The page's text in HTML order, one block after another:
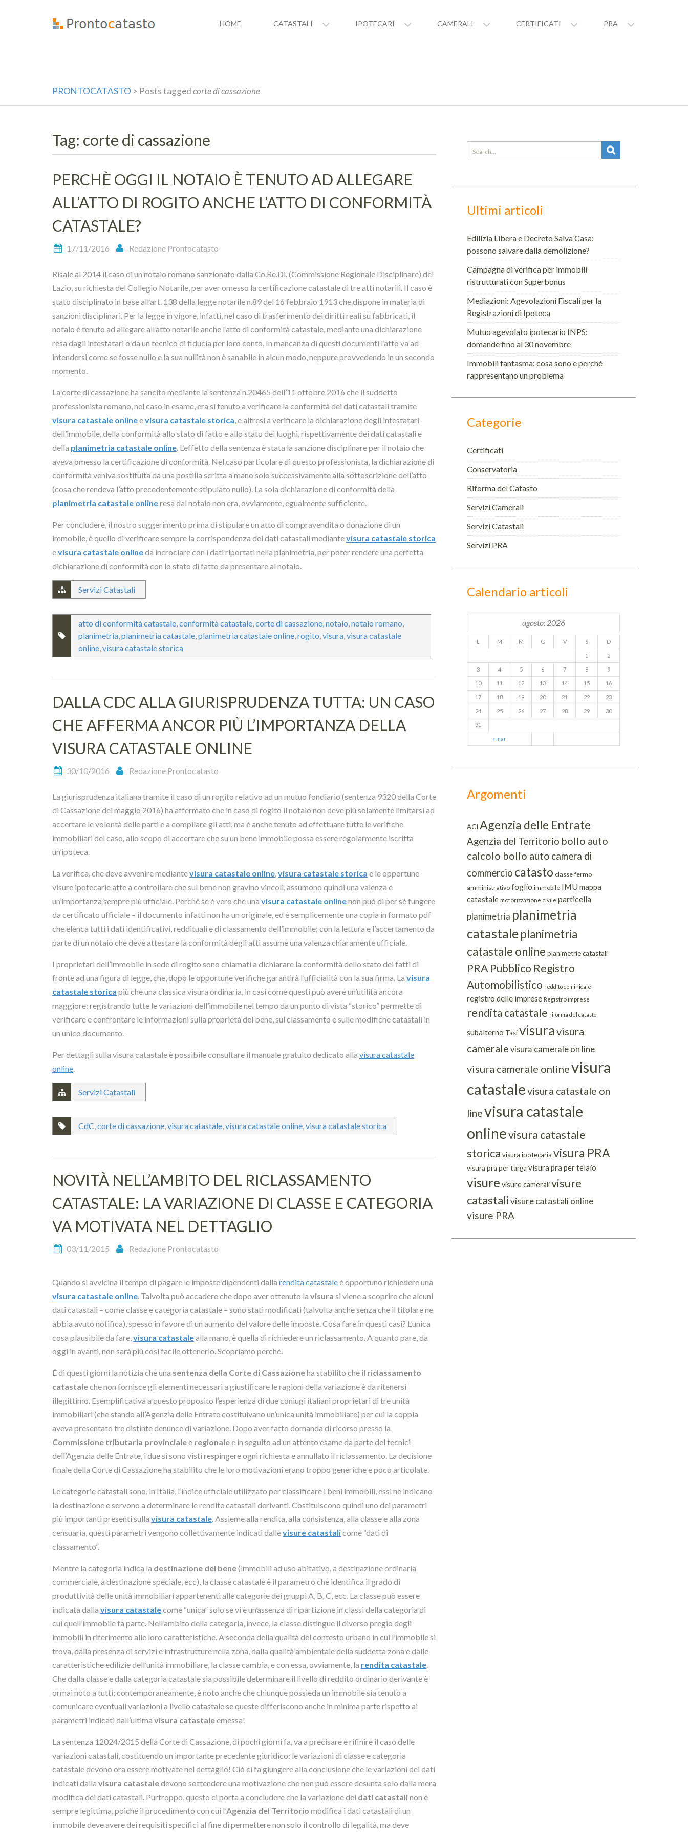
HOME CATASTALI IPOTECARI CAMERALI CERTIFICATI PRA
PRONTOCATASTO > Posts taggedcorte di cassazione
Tag: corte di cassazione
PERCHÈ OGGI IL NOTAIO È TENUTO AD ALLEGARE
ALL’ATTO DI ROGITO ANCHE L’ATTO DI CONFORMITÀ
CATASTALE?
17/11/2016 Redazione Prontocatasto
Risale al 2014 il caso di un notaio romano sanzionato dalla Co.Re.Di. (Commissione Regionale Disciplinare) del
Lazio, su richiesta del Collegio Notarile, per aver omesso la certificazione catastale di tre atti notarili. Il caso è
stato disciplinato in base all’art. 138 della legge notarile n.89 del 16 febbraio 1913 che dispone in materia di
sanzioni disciplinari. Per la legge in vigore, infatti, nel caso di trasferimento dei diritti reali su fabbricati, il
notaio è tenuto ad allegare all’atto notarile anche l’atto di conformità catastale, mediante una dichiarazione
resa dagli intestatari o da un tecnico di fiducia per loro conto. In mancanza di questi documenti l’atto va ad
intendersi come se fosse nullo e la sua nullità non è sanabile in alcun modo, neppure provvedendo in un secondo
momento.
La corte di cassazione ha sancito mediante la sentenza n.20465 dell’11 ottobre 2016 che il suddetto
professionista romano, nel caso in esame, era sì tenuto a verificare la conformità dei dati catastali tramite
visura catastale onlineevisura catastale storica, e altresì a verificare la dichiarazione degli intestatari
dell’immobile, della conformità allo stato di fatto e allo stato dei luoghi, rispettivamente dei dati catastali e
della planimetria catastale online. L’effetto della sentenza è stata la sanzione disciplinare per il notaio che
aveva omesso la certificazione di conformità. Nel caso particolare di questo professionista, la dichiarazione di
conformità veniva sostituita da una postilla scritta a mano solo successivamente alla sottoscrizione dell’atto
(cosa che rendeva l’atto precedentemente stipulato nullo). La sola dichiarazione di conformità della
planimetria catastale onlineresa dal notaio non era, ovviamente, egualmente sufficiente.
Per concludere, il nostro suggerimento prima di stipulare un atto di compravendita o donazione di un
immobile, è quello di verificare sempre la corrispondenza dei dati catastali mediantevisura catastale storica
evisura catastale onlineda incrociare con i dati riportati nella planimetria, per poter rendere una perfetta
dichiarazione di conformità con lo stato di fatto da presentare al notaio.
Servizi Catastali
atto di conformità catastale,conformità catastale,corte di cassazione,notaio,notaio romano,
planimetria,planimetria catastale,planimetria catastale online,rogito,visura,visura catastale
online,visura catastale storica
DALLA CDC ALLA GIURISPRUDENZA TUTTA: UN CASO
CHE AFFERMA ANCOR PIÙ L’IMPORTANZA DELLA
VISURA CATASTALE ONLINE
30/10/2016 Redazione Prontocatasto
La giurisprudenza italiana tramite il caso di un rogito relativo ad un mutuo fondiario (sentenza 9320 della Corte
di Cassazione del maggio 2016) ha affermato che in caso di rogito il notaio non deve più solamente limitarsi ad
accertare le volontà delle parti e a compilare gli atti, ma è anche tenuto ad effettuare tutte le verifiche
immobiliari del caso, allo scopo di accertare che su un bene immobile possa essere regolarmente iscritta
un’ipoteca.
La verifica, che deve avvenire mediantevisura catastale online,visura catastale storica e le opportune
visure ipotecarie atte a controllare che sul bene non gravino vincoli, assumono quindi una valenza e
un’importanza sempre più ufficiale. Perché se è vero che una visura catastale onlinenon può di per sé fungere
da certificato ufficiale – il documento infatti non ha un originale, ed è semplicemente una copia in formato pdf
che elenca tutti i dati identificativi, reddituali e di classamento dell’immobile; con la lettura e l’accertamento da
parte di un notaio che deve attestare la conformità degli atti assume una valenza chiaramente ufficiale.
I proprietari dell’immobile in sede di rogito sono chiamati a dichiarare la conformità dello stato dei fatti di
fronte ad una figura di legge, che, dopo le opportune verifiche garantirà l’ufficialità con la sua firma. La visura
catastale storica più che una classica visura ordinaria, in casi come questi può avere un’utilità ancora
maggiore: registrando tutte le variazioni dell’immobile nel tempo da un punto di vista “storico” permette di
verificare e confrontare le informazioni sulla proprietà del bene, sul classamento e sulle modifiche catastali in
un unico documento.
Per dettagli sulla visura catastale è possibile consultare il manuale gratuito dedicato alla visura catastale
online.
Servizi Catastali
CdC,corte di cassazione,visura catastale,visura catastale online,visura catastale storica
NOVITÀ NELL’AMBITO DEL RICLASSAMENTO
CATASTALE: LA VARIAZIONE DI CLASSE E CATEGORIA
VA MOTIVATA NEL DETTAGLIO
03/11/2015 Redazione Prontocatasto
Quando si avvicina il tempo di pagare le imposte dipendenti dalla rendita catastaleè opportuno richiedere una
visura catastale online. Talvolta può accadere che dopo aver ottenuto la visura si viene a scoprire che alcuni
dati catastali – come classe e categoria catastale – sono stati modificati (talvolta anche senza che il titolare ne
abbia avuto notifica), spesso in favore di un aumento del valore delle imposte. Cosa fare in questi casi? L’unica
cosa plausibile da fare,visura catastalealla mano, è quella di richiedere un riclassamento. A quanto pare, da
oggi in avanti, non sarà più così facile ottenerlo. Scopriamo perché.
È di questi giorni la notizia che una sentenza della Corte di Cassazioneha stabilito che il riclassamento
catastaleche non fornisce gli elementi necessari a giustificare le ragioni della variazione è da ritenersi
illegittimo. Esemplificativa a questo proposito l’esperienza di due coniugi italiani proprietari di tre unità
immobiliari (che stando all’Agenzia delle Entrate costituivano un’unica unità immobiliare) per cui la coppia
aveva presentato tre distinte denunce di variazione. Dopo aver fatto domanda di ricorso presso la
Commissione tributaria provincialee regionalee in seguito ad un attento esame da parte dei tecnici
dell’Agenzia delle Entrate, i due si sono visti respingere ogni richiesta e annullato il riclassamento. La decisione
finale della Corte di Cassazione ha stabilito che le loro motivazioni erano troppo generiche e poco articolate.
Le categorie catastali sono, in Italia, l’indice ufficiale utilizzato per classificare i beni immobili, essi ne indicano
la destinazione e servono a determinare le rendite catastali derivanti. Costituiscono quindi uno dei parametri
più importanti presenti sulla visura catastale. Assieme alla rendita, alla consistenza, alla classe e alla zona
censuaria, questi parametri vengono collettivamente indicati dallevisure catastalicome “dati di
classamento”.
Mentre la categoria indica la destinazione del bene(immobili ad uso abitativo, a destinazione ordinaria
commerciale, a destinazione speciale, ecc), la classe catastale è il parametro che identifica il grado di
produttività delle unità immobiliari appartenenti alle categorie dei gruppi A, B, C, ecc. La classe può essere
indicata dalla visura catastalecome “unica” solo se vi è un’assenza di ripartizione in classi della categoria di
cui quell’immobile fa parte. Nell’ambito della categoria, invece, la classe distingue il diverso pregio degli
immobili in riferimento alle loro caratteristiche. A seconda della qualità del contesto urbano in cui l’immobile si
trova, dalla presenza di servizi e infrastrutture nella zona, dalla qualità ambientale della suddetta zona e dalle
caratteristiche edilizie dell’unità immobiliare, la classe cambia, e con essa, ovviamente, la rendita catastale.
Che dalla classe e dalla categoria catastale sia possibile determinare il livello di reddito ordinario derivante è
ormai noto a tutti; contemporaneamente, è noto anche che chiunque possieda un immobile sia tenuto a
comunicare eventuali variazioni a livello catastale se queste differiscono anche in minima parte rispetto ai
parametri indicati dall’ultima visura catastaleemessa!
La sentenza 12024/2015 della Corte di Cassazione, di pochi giorni fa, va a precisare e rifinire il caso delle
variazioni catastali, costituendo un importante precedente giuridico: le variazioni di classe e categoria
catastale devono ora essere motivate nel dettaglio! Ciò ci fa giungere alla conclusione che le variazioni dei dati
indicati dalla visura catastaledevono sottendere una motivazione che non può essere desunta solo dalla mera
modifica dei dati catastali. Purtroppo, questo ci porta a concludere che la variazione dei dati catastalinon è
sempre legittima, poiché il procedimento con cui l’Agenzia del Territorio modifica i dati catastali di un
immobile deve avere dei requisiti specifici al fine di permettere non solo il controllo di legalità, ma deve
Search
for:
Ultimi articoli
Edilizia Libera e Decreto Salva Casa:
possono salvare dalla demolizione?
Campagna di verifica per immobili
ristrutturati con Superbonus
Mediazioni: Agevolazioni Fiscali per la
Registrazioni di Ipoteca
Mutuo agevolato ipotecario INPS:
domande fino al 30 novembre
Immobili fantasma: cosa sono e perché
rappresentano un problema
Categorie
Certificati
Conservatoria
Riforma del Catasto
Servizi Camerali
Servizi Catastali
Servizi PRA
Calendario articoli
agosto: 2026
L M M G V S D
« mar
1 2
3 4 5 6 7 8 9
10 11 12 13 14 15 16
17 18 19 20 21 22 23
24 25 26 27 28 29 30
31
Argomenti
ACI Agenzia delle Entrate
Agenzia del Territorio bollo auto
calcolo bollo auto camera di
commercio catasto classe fermo
amministrativo foglio immobile IMUmappa
catastale motorizzazione civile particella
planimetria planimetria
catastaleplanimetria
catastale online planimetrie catastali
PRA Pubblico Registro
Automobilistico reddito dominicale
registro delle imprese Registro imprese
rendita catastale riforma del catasto
subalterno Tasivisuravisura
camerale visura camerale on line
visura camerale onlinevisura
catastalevisura catastale on
linevisura catastale
onlinevisura catastale
storica visura ipotecaria visura PRA
visura pra per targa visura pra per telaio
visure visure cameralivisure
catastalivisure catastali online
visure PRA